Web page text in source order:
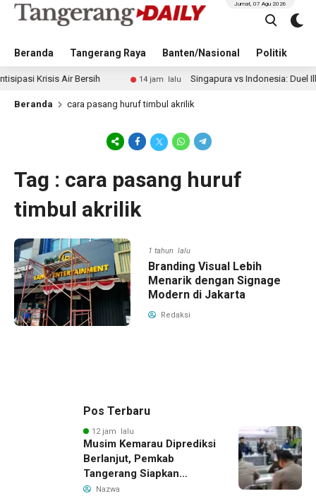
Beranda Tangerang Raya Banten/Nasional Politik
Jumat, 07 Agu 2026
Krisis Air Bersih 14 jam lalu Singapura vs Indonesia: Duel Ilhan
Beranda cara pasang huruf timbul akrilik
Tag : cara pasang huruf
timbul akrilik
1 tahun lalu
Branding Visual Lebih
Menarik dengan Signage
Modern di Jakarta
Redaksi
Pos Terbaru
12 jam lalu
Musim Kemarau Diprediksi
Berlanjut, Pemkab
Tangerang Siapkan
Langkah Antisipasi Krisis
Nazwa